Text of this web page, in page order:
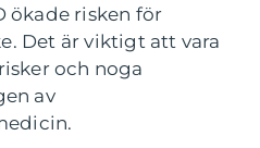
ökade risken för
Det är viktigt att vara
och noga
av